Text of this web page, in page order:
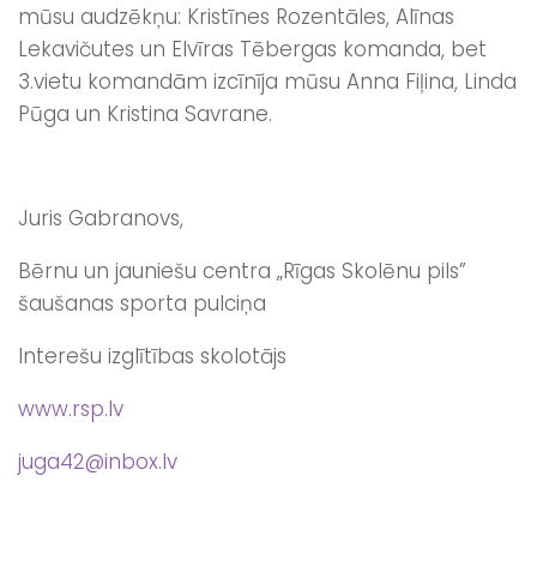
mūsu audzēkņu: Kristīnes Rozentāles, Alīnas
Lekavičutes un Elvīras Tēbergas komanda, bet
3.vietu komandām izcīnīja mūsu Anna Fiļina, Linda
Pūga un Kristina Savrane.
Juris Gabranovs,
Bērnu un jauniešu centra „Rīgas Skolēnu pils”
šaušanas sporta pulciņa
Interešu izglītības skolotājs
www.rsp.lv
juga42@inbox.lv